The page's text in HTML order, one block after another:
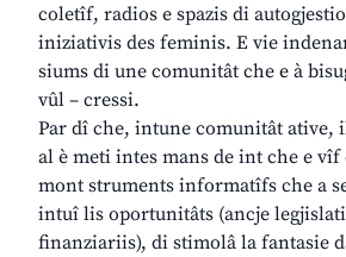
coletîf, radios e spazis di
iniziativis des feminis. E vie
siums di une comunitât che e à
vûl – cressi.
Par dî che, intune comunitât
al è meti intes mans de int che e
mont struments informatîfs che a
intuî lis oportunitâts (ancje
finanziariis), di stimolâ la fantasie